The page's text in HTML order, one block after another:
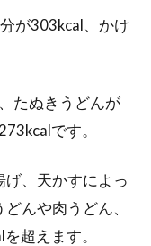
ギーになる糖を吸
くらい？
ルギーが必要ですが、
含まれる糖からできて
が303kcal、かけ
たぬきうどんが
です。
げ、天かすによっ
んや肉うどん、
超えます。